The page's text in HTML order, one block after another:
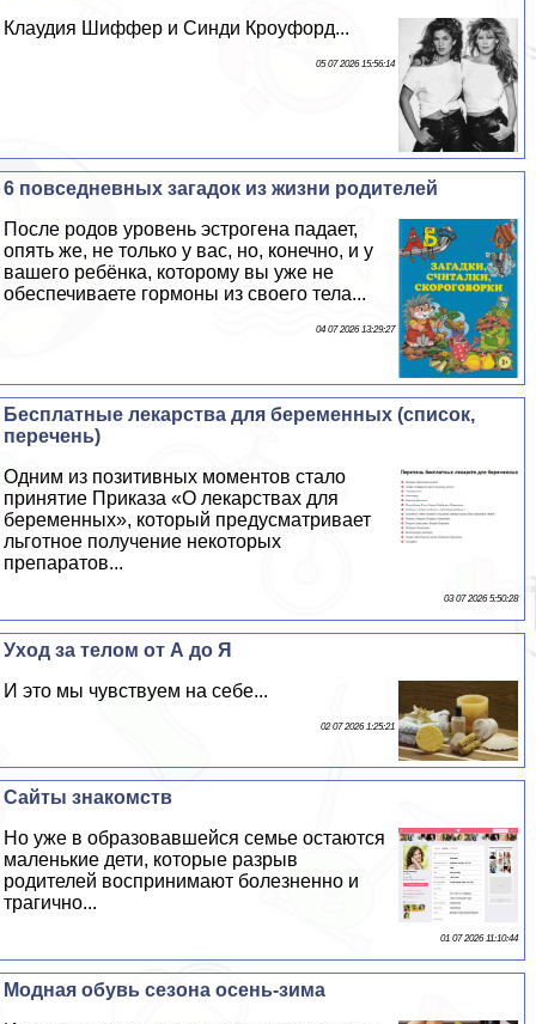
Клаудия Шиффер и Синди Кроуфорд...
05 07 2026 15:56:14
6 повседневных загадок из жизни родителей
После родов уровень эстрогена падает,
опять же, не только у вас, но, конечно, и у
вашего ребёнка, которому вы уже не
обеспечиваете гормоны из своего тела...
04 07 2026 13:29:27
Бесплатные лекарства для беременных (список,
перечень)
Одним из позитивных моментов стало
принятие Приказа «О лекарствах для
беременных», который предусматривает
льготное получение некоторых
препаратов...
03 07 2026 5:50:28
Уход за телом от А до Я
И это мы чувствуем на себе...
02 07 2026 1:25:21
Сайты знакомств
Но уже в образовавшейся семье остаются
маленькие дети, которые разрыв
родителей воспринимают болезненно и
трагично...
01 07 2026 11:10:44
Модная обувь сезона осень-зима